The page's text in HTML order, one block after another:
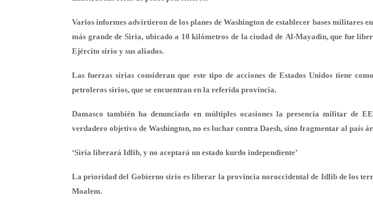
Varios informes advirtieron de los planes de Washington de establecer bases militares
más grande de Siria, ubicado a 10 kilómetros de la ciudad de Al-Mayadin, que fue
Ejército sirio y sus aliados.
Las fuerzas sirias consideran que este tipo de acciones de Estados Unidos tiene
petroleros sirios, que se encuentran en la referida provincia.
Damasco también ha denunciado en múltiples ocasiones la presencia militar de
verdadero objetivo de Washington, no es luchar contra Daesh, sino fragmentar al país
‘Siria liberará Idlib, y no aceptará un estado kurdo independiente’
La prioridad del Gobierno sirio es liberar la provincia noroccidental de Idlib de los
Moalem.